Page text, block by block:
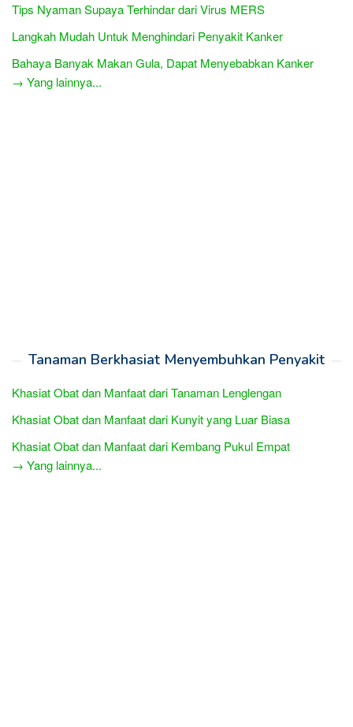
Tips Nyaman Supaya Terhindar dari Virus MERS
Langkah Mudah Untuk Menghindari Penyakit Kanker
Bahaya Banyak Makan Gula, Dapat Menyebabkan Kanker
→ Yang lainnya...
Tanaman Berkhasiat Menyembuhkan Penyakit
Khasiat Obat dan Manfaat dari Tanaman Lenglengan
Khasiat Obat dan Manfaat dari Kunyit yang Luar Biasa
Khasiat Obat dan Manfaat dari Kembang Pukul Empat
→ Yang lainnya...